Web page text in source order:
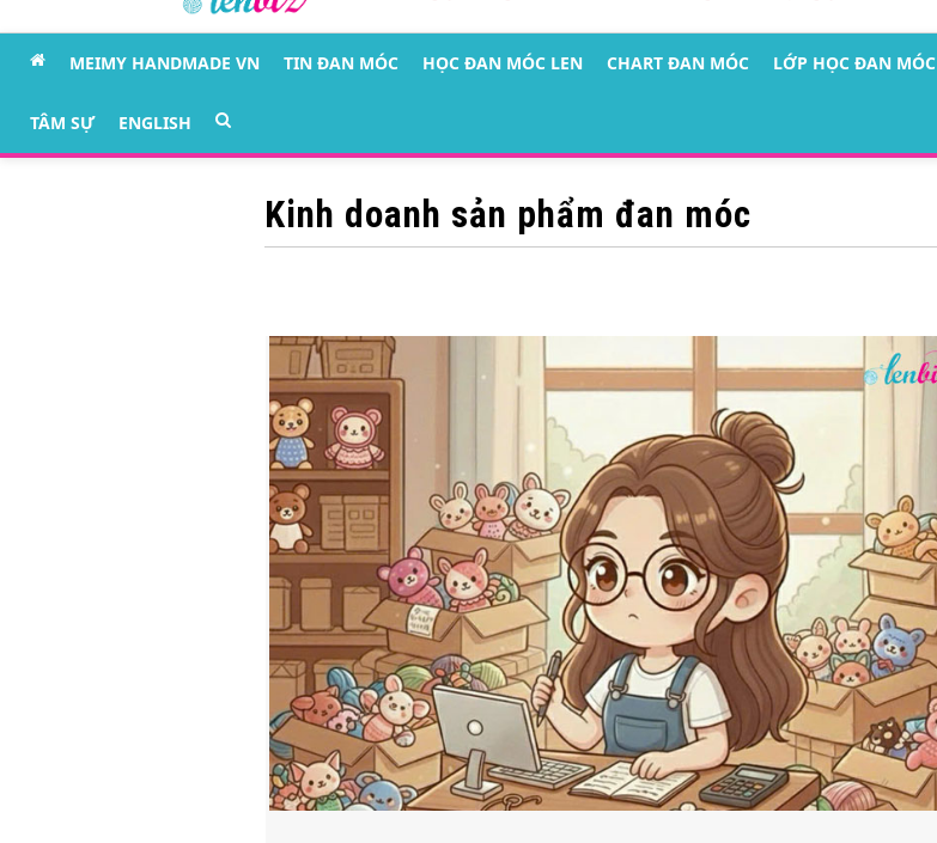
MEIMY HANDMADE VN TIN ĐAN MÓC HỌC ĐAN MÓC LEN CHART ĐAN MÓC LỚP HỌC ĐAN MÓC
TÂM SỰ ENGLISH
Kinh doanh sản phẩm đan móc